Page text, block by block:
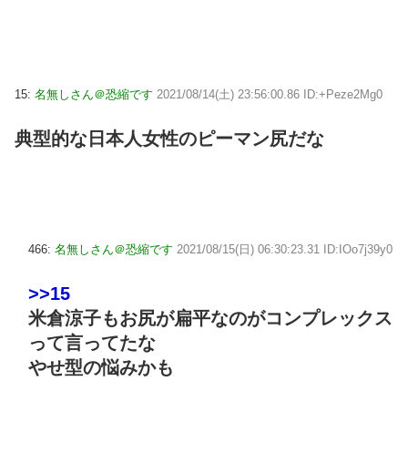
15: 名無しさん＠恐縮です 2021/08/14(土) 23:56:00.86 ID:+Peze2Mg0
典型的な日本人女性のピーマン尻だな
466: 名無しさん＠恐縮です 2021/08/15(日) 06:30:23.31 ID:IOo7j39y0
>>15
米倉涼子もお尻が扁平なのがコンプレックス
って言ってたな
やせ型の悩みかも